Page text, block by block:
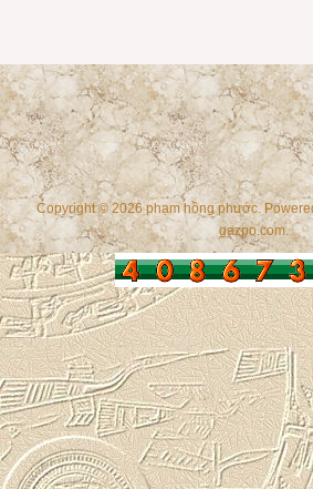
Copyright © 2026 phạm hồng phước.
gazpo.com.